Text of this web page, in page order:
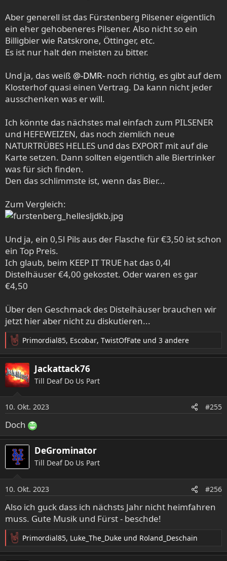
Aber generell ist das Fürstenberg Pilsener eigentlich
ein eher gehobeneres Pilsener. Also nicht so ein
Billigbier wie Ratskrone, Öttinger, etc.
Es ist nur halt den meisten zu bitter.
Und ja, das weiß @-DMR- noch richtig, es gibt auf dem
Klosterhof quasi einen Vertrag. Da kann nicht jeder
ausschenken was er will.
Ich könnte das nächstes mal einfach zum PILSENER
und HEFEWEIZEN, das noch ziemlich neue
NATURTRÜBES HELLES und das EXPORT mit auf die
Karte setzen. Dann sollten eigentlich alle Biertrinker
was für sich finden.
Den das schlimmste ist, wenn das Bier...
Zum Vergleich:
Und ja, ein 0,5l Pils aus der Flasche für €3,50 ist schon
ein Top Preis.
Ich glaub, beim KEEP IT TRUE hat das 0,4l
Distelhäuser €4,00 gekostet. Oder waren es gar
€4,50
Über den Geschmack des Distelhäuser brauchen wir
jetzt hier aber nicht zu diskutieren...
R
e
a
k
t
o
n
e
n
:
Primordial85, Escobar, TwistOfFate und 3 andere
Jackattack76
Till Deaf Do Us Part
10. Okt. 2023 #255
Doch
DeGrominator
Till Deaf Do Us Part
10. Okt. 2023 #256
Also ich guck dass ich nächsts Jahr nicht heimfahren
muss. Gute Musik und Fürst - beschde!
R
e
Primordial85, Luke_The_Duke und Roland_Deschain